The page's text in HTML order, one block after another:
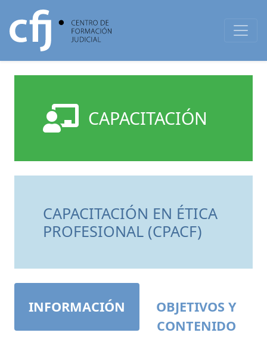
CAPACITACIÓN
CAPACITACIÓN EN ÉTICA
PROFESIONAL (CPACF)
INFORMACIÓN
OBJETIVOS Y
CONTENIDO